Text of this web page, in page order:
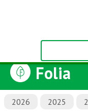
Folia
2026 2025